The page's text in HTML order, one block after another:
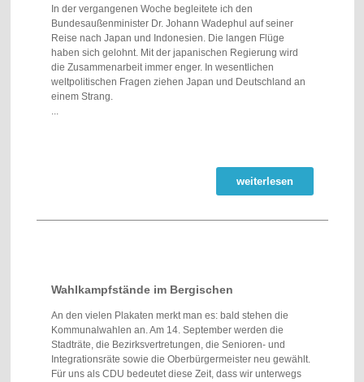
In der vergangenen Woche begleitete ich den
Bundesaußenminister Dr. Johann Wadephul auf seiner
Reise nach Japan und Indonesien. Die langen Flüge
haben sich gelohnt. Mit der japanischen Regierung wird
die Zusammenarbeit immer enger. In wesentlichen
weltpolitischen Fragen ziehen Japan und Deutschland an
einem Strang.
...
weiterlesen
Wahlkampfstände im Bergischen
An den vielen Plakaten merkt man es: bald stehen die
Kommunalwahlen an. Am 14. September werden die
Stadträte, die Bezirksvertretungen, die Senioren- und
Integrationsräte sowie die Oberbürgermeister neu gewählt.
Für uns als CDU bedeutet diese Zeit, dass wir unterwegs